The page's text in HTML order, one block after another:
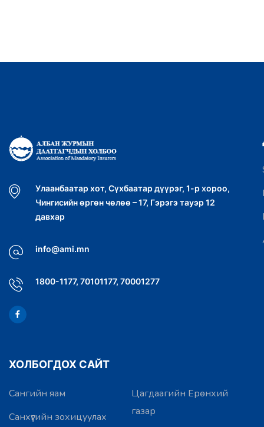
Улаанбаатар хот, Сүхбаатар дүүрэг, 1-р хороо,
Чингисийн өргөн чөлөө – 17, Гэрэгэ тауэр 12
давхар
info@ami.mn
1800-1177, 70101177, 70001277
ХОЛБОГДОХ САЙТ
Сангийн яам
Санхүүгийн зохицуулах
Цагдаагийн Ерөнхий
газар